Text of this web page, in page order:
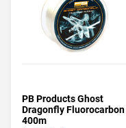
PB Products Ghost
Dragonfly Fluorocarbon
400m